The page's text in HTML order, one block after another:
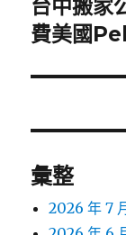
下
一
文
台中搬家
費美國
彙整
2026 年 7